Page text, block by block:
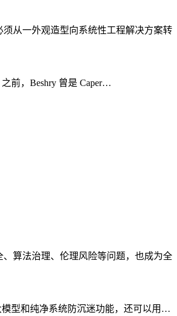
从一外观造型向系统性工程解决方案转
前，Beshry 曾是 Caper…
算法治理、伦理风险等问题，也成为全
模型和纯净系统防沉迷功能，还可以用…